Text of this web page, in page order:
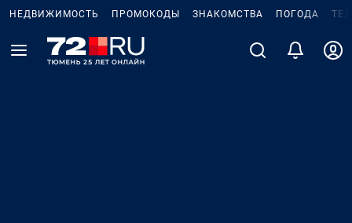
НЕДВИЖИМОСТЬ ПРОМОКОДЫ ЗНАКОМСТВА ПОГОДА